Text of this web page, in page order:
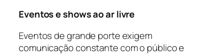
Eventos e shows ao ar livre
Eventos de grande porte exigem
comunicação constante com o público e